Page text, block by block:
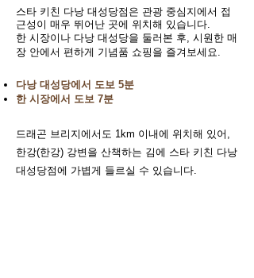
스타 키친 다낭 대성당점은 관광 중심지에서 접
근성이 매우 뛰어난 곳에 위치해 있습니다.
한 시장이나 다낭 대성당을 둘러본 후, 시원한 매
장 안에서 편하게 기념품 쇼핑을 즐겨보세요.
다낭 대성당에서 도보 5분
한 시장에서 도보 7분
드래곤 브리지에서도 1km 이내에 위치해 있어,
한강(한강) 강변을 산책하는 김에 스타 키친 다낭
대성당점에 가볍게 들르실 수 있습니다.